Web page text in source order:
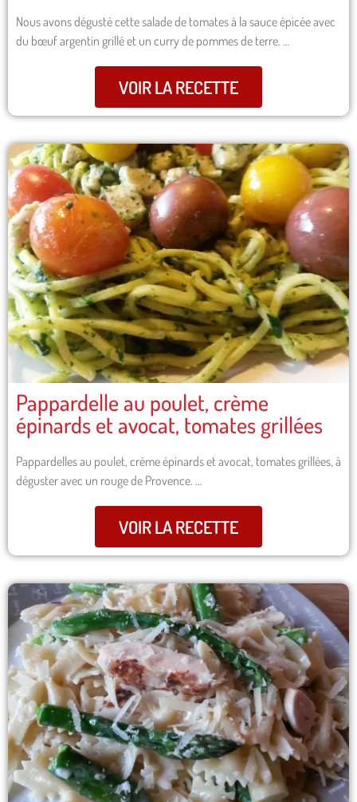
Nous avons dégusté cette salade de tomates à la sauce épicée avec
du bœuf argentin grillé et un curry de pommes de terre. …
VOIR LA RECETTE
Pappardelle au poulet, crème
épinards et avocat, tomates grillées
Pappardelles au poulet, crème épinards et avocat, tomates grillées, à
déguster avec un rouge de Provence. …
VOIR LA RECETTE